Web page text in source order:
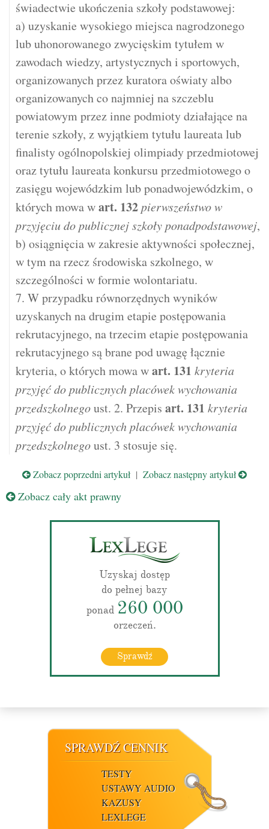
świadectwie ukończenia szkoły podstawowej:
a) uzyskanie wysokiego miejsca nagrodzonego
lub uhonorowanego zwycięskim tytułem w
zawodach wiedzy, artystycznych i sportowych,
organizowanych przez kuratora oświaty albo
organizowanych co najmniej na szczeblu
powiatowym przez inne podmioty działające na
terenie szkoły, z wyjątkiem tytułu laureata lub
finalisty ogólnopolskiej olimpiady przedmiotowej
oraz tytułu laureata konkursu przedmiotowego o
zasięgu wojewódzkim lub ponadwojewódzkim, o
których mowa wart. 132 pierwszeństwo w
przyjęciu do publicznej szkoły ponadpodstawowej,
b) osiągnięcia w zakresie aktywności społecznej,
w tym na rzecz środowiska szkolnego, w
szczególności w formie wolontariatu.
7. W przypadku równorzędnych wyników
uzyskanych na drugim etapie postępowania
rekrutacyjnego, na trzecim etapie postępowania
rekrutacyjnego są brane pod uwagę łącznie
kryteria, o których mowa wart. 131 kryteria
przyjęć do publicznych placówek wychowania
przedszkolnegoust. 2. Przepis art. 131 kryteria
przyjęć do publicznych placówek wychowania
przedszkolnegoust. 3 stosuje się.
Zobacz poprzedni artykuł | Zobacz następny artykuł
Zobacz cały akt prawny
Uzyskaj dostęp
do pełnej bazy
ponad 260 000
orzeczeń.
Sprawdź
SPRAWDŹ CENNIK
TESTY
USTAWY AUDIO
KAZUSY
LEXLEGE